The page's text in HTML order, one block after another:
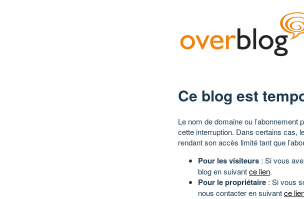
Ce blog est
Le nom de domaine ou l’abonnement
cette interruption. Dans certains cas,
rendant son accès limité tant que
Pour les visiteurs : Si vous
blog en suivantce lien.
Pour le propriétaire : Si vous
nous contacter en suivantce